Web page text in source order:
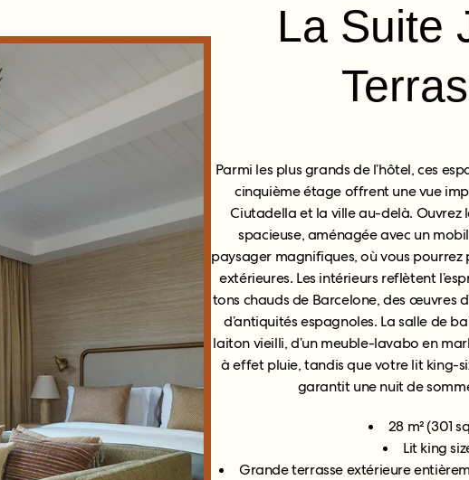
La Suite
Parmi les plus grands de l’hôtel, ces
cinquième étage offrent une vue
Ciutadella et la ville au-delà. Ouvrez
spacieuse, aménagée avec un
paysager magnifiques, où vous
extérieures. Les intérieurs reflètent
tons chauds de Barcelone, des œuvres
d’antiquités espagnoles. La salle de
laiton vieilli, d’un meuble-lavabo en
à effet pluie, tandis que votre lit king-
garantit une nuit de
28 m² (301
Lit king
Grande terrasse extérieure